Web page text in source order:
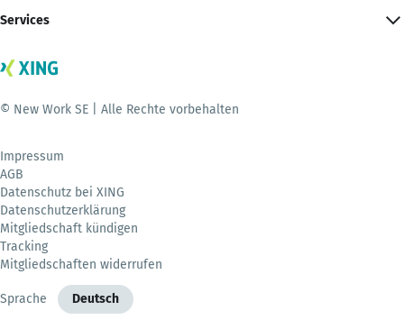
Services
© New Work SE | Alle Rechte vorbehalten
Impressum
AGB
Datenschutz bei XING
Datenschutzerklärung
Mitgliedschaft kündigen
Tracking
Mitgliedschaften widerrufen
Sprache Deutsch